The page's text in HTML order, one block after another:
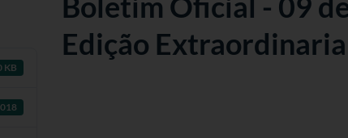
KB
Edição Extraordinaria